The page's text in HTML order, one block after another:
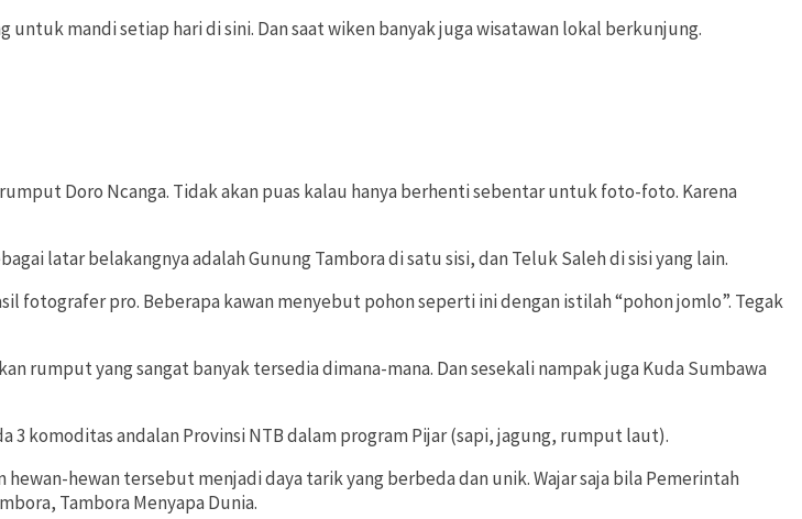
untuk mandi setiap hari di sini. Dan saat wiken banyak juga wisatawan lokal berkunjung.
Doro Ncanga. Tidak akan puas kalau hanya berhenti sebentar untuk foto-foto. Karena
latar belakangnya adalah Gunung Tambora di satu sisi, dan Teluk Saleh di sisi yang lain.
fotografer pro. Beberapa kawan menyebut pohon seperti ini dengan istilah “pohon jomlo”. Tegak
rumput yang sangat banyak tersedia dimana-mana. Dan sesekali nampak juga Kuda Sumbawa
3 komoditas andalan Provinsi NTB dalam program Pijar (sapi, jagung, rumput laut).
hewan tersebut menjadi daya tarik yang berbeda dan unik. Wajar saja bila Pemerintah
Tambora Menyapa Dunia.